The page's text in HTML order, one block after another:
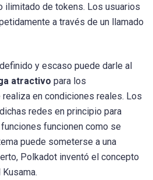
ilimitado de tokens. Los usuarios
a través de un llamado
y escaso puede darle al
atractivo para los
realiza en condiciones reales. Los
redes en principio para
funcionen como se
puede someterse a una
Polkadot inventó el concepto